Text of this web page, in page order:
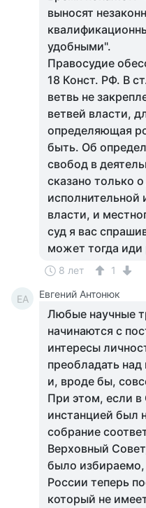
выносят
удобными".
Правосудие
18 Конст. РФ. В
ветвь не
ветвей власти,
определяющая
быть. Об
свобод в
сказано только
исполнительной
власти, и
суд я вас
может тогда иди
8 лет 1
ЕА Евгений Антонюк
Любые научные
начинаются с
интересы
преобладать над
и, вроде бы,
При этом, если
инстанцией был
собрание
Верховный
было избираемо,
России теперь
который не